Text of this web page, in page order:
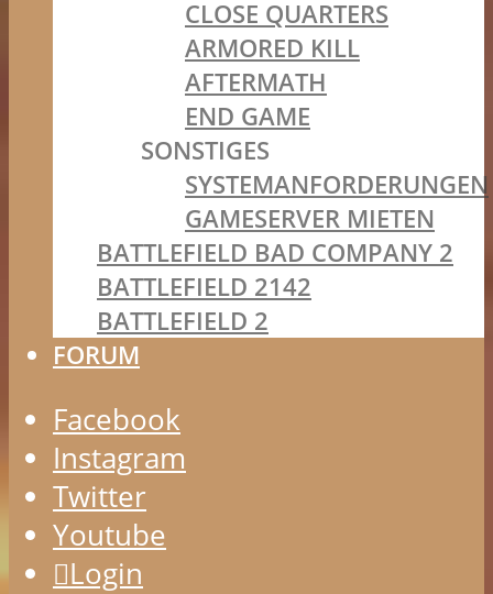
CLOSE QUARTERS
ARMORED KILL
AFTERMATH
END GAME
SONSTIGES
SYSTEMANFORDERUNGEN
GAMESERVER MIETEN
BATTLEFIELD BAD COMPANY 2
BATTLEFIELD 2142
BATTLEFIELD 2
FORUM
Facebook
Instagram
Twitter
Youtube
Login